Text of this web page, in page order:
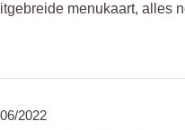
menukaart, alles
2022